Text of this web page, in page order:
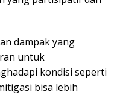
dampak yang
untuk
kondisi seperti
bisa lebih